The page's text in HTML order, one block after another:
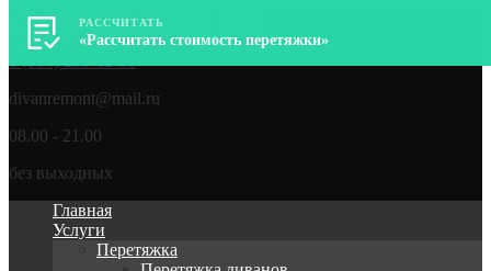
ДиванРемонт – Перетяжка, ремонт мягкой мебели
divanremont@mail.ru
08.00 - 21.00
без выходных
Главная
Услуги
Перетяжка
РАССЧИТАТЬ
«Рассчитать стоимость перетяжки»